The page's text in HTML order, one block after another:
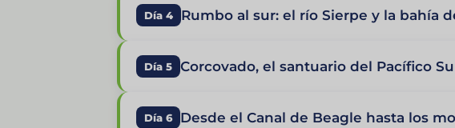
Día 4 Rumbo al sur: el río Sierpe y la bahía
Día 5 Corcovado, el santuario del Pacífico
Día 6 Desde el Canal de Beagle hasta los